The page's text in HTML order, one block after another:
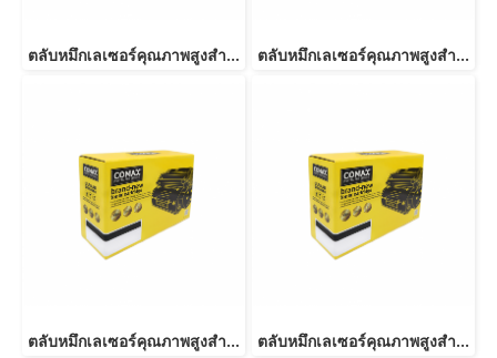
ตลับหมึกเลเซอร์คุณภาพสูงสำหรับ RICOH รุ่น C250/C260/C261 BK ตลับหมึกเลเซอร์คุณภาพสูงสำหรับ RICOH รุ่น 201P
ตลับหมึกเลเซอร์คุณภาพสูงสำหรับ RICOH รุ่น C250/C260/C261 Y ตลับหมึกเลเซอร์คุณภาพสูงสำหรับ RICOH รุ่น C250/C260/C261 M